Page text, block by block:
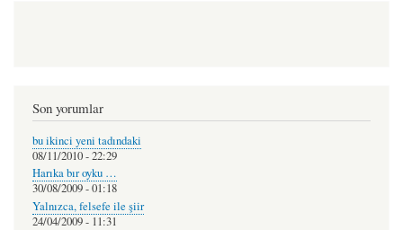
Son yorumlar
bu ikinci yeni tadındaki
08/11/2010 - 22:29
Harıka bır oyku …
30/08/2009 - 01:18
Yalnızca, felsefe ile şiir
24/04/2009 - 11:31